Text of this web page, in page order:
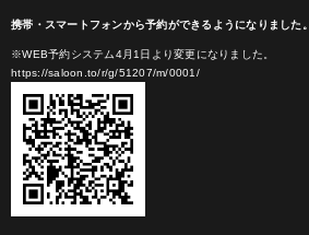
携帯・スマートフォンから予約ができるようになりました。
※WEB予約システム4月1日より変更になりました。
https://saloon.to/r/g/51207/m/0001/